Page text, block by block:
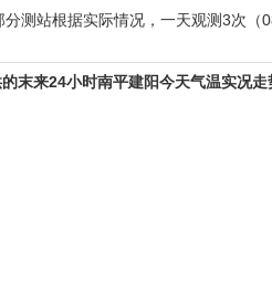
测站根据实际情况，一天观测3次（
末来24小时南平建阳今天气温实况走